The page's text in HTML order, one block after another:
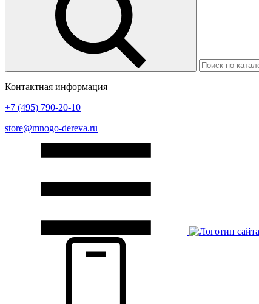
Контактная информация
+7 (495) 790-20-10
store@mnogo-dereva.ru